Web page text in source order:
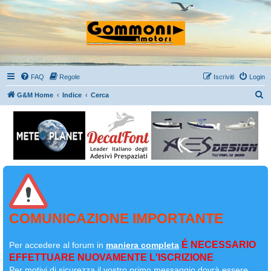
FAQ Regole Login
Iscriviti
G&M Home Indice Cerca
COMUNICAZIONE IMPORTANTE
Per accedere al forum in maniera completa É NECESSARIO
EFFETTUARE NUOVAMENTE L'ISCRIZIONE